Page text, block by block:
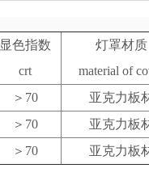
显色指数
crt
灯罩材质
material of
＞70
亚克力板
＞70
亚克力板
＞70
亚克力板